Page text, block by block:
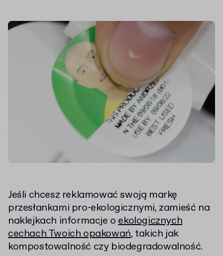
Jeśli chcesz reklamować swoją markę
przesłankami pro-ekologicznymi, zamieść na
naklejkach informacje oekologicznych
cechach Twoich opakowań, takich jak
kompostowalność czy biodegradowalność.